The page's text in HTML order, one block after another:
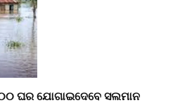
ଘର ଯୋଗାଇଦେବେ ସଲମାନ